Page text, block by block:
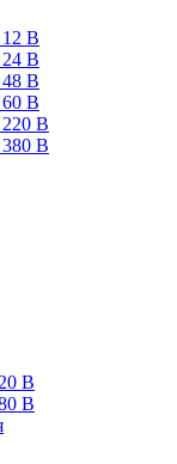
В
В
В
В
В
В
В
В